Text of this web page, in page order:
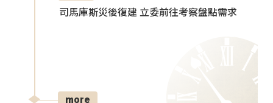
司馬庫斯災後復建 立委前往考察盤點需求
more